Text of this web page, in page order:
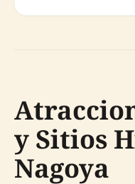
y Sitios
Nagoya